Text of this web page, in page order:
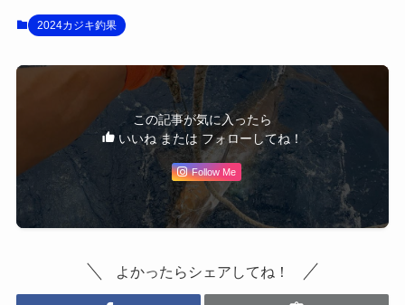
2024カジキ釣果
この記事が気に入ったら
いいね または フォローしてね！
Follow Me
よかったらシェアしてね！